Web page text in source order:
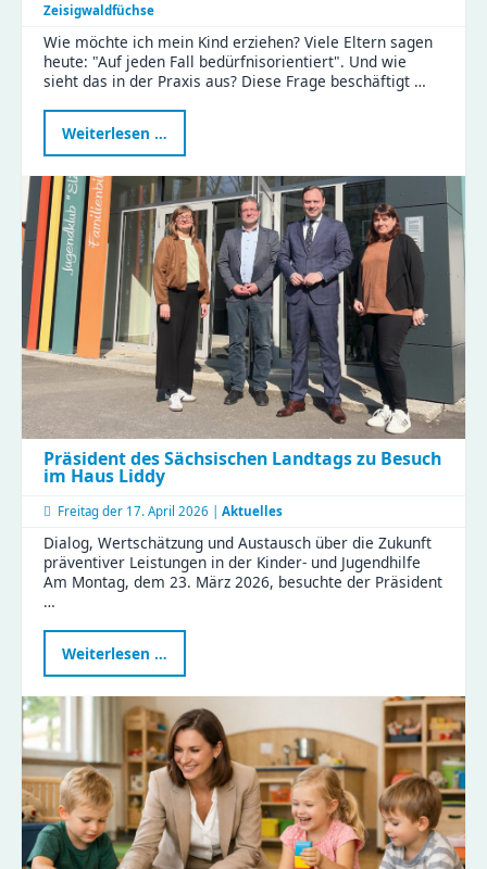
Zeisigwaldfüchse
Wie möchte ich mein Kind erziehen? Viele Eltern sagen
heute: "Auf jeden Fall bedürfnisorientiert". Und wie
sieht das in der Praxis aus? Diese Frage beschäftigt …
Weiterlesen …
Erziehung:
tauschten
Tipps
und
Erfahrungen
im
KiFaZ-
Workshop
aus
Präsident des Sächsischen Landtags zu Besuch
im Haus Liddy
Freitag der 17. April 2026 | Aktuelles
Dialog, Wertschätzung und Austausch über die Zukunft
präventiver Leistungen in der Kinder- und Jugendhilfe
Am Montag, dem 23. März 2026, besuchte der Präsident
…
Weiterlesen …
des
Landtags
zu
Besuch
im
Haus
Liddy